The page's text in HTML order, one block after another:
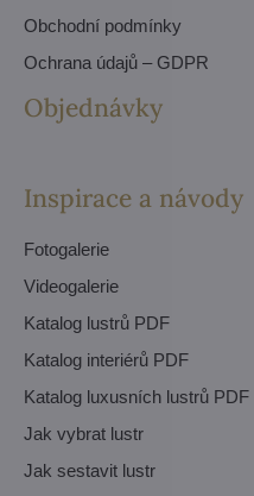
Obchodní podmínky
Ochrana údajů – GDPR
Objednávky
Inspirace a návody
Fotogalerie
Videogalerie
Katalog lustrů PDF
Katalog interiérů PDF
Katalog luxusních lustrů PDF
Jak vybrat lustr
Jak sestavit lustr